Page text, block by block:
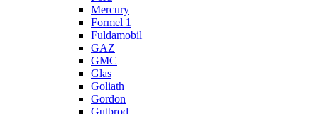
Mercury
Formel 1
Fuldamobil
GAZ
GMC
Glas
Goliath
Gordon
Gutbrod